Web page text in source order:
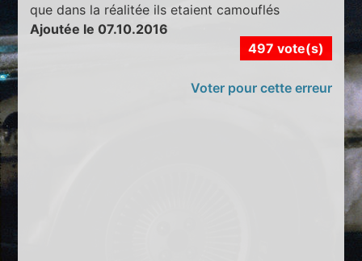
que dans la réalitée ils etaient camouflés
Ajoutée le 07.10.2016
497 vote(s)
Voter pour cette erreur